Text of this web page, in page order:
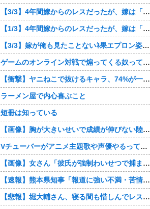
【3/3】4年間嫁からのレスだったが、嫁は「自分ですれば？浮気したら慰謝料貰うから！」と。でも急に子供が欲しいと迫ってきたと思ったら妊娠してたｗ 俺の方が慰謝料貰えそうだな♪
【1/3】4年間嫁からのレスだったが、嫁は「自分ですれば？浮気したら慰謝料貰うから！」と。でも急に子供が欲しいと迫ってきたと思ったら妊娠してたｗ 俺の方が慰謝料貰えそうだな♪
【3/3】嫁が俺も見たことないﾈ果エプロン姿で、間男に飯をよそってるところに遭遇！当然別れたが、家に戻るとせせこと元嫁掃除してたｗ「裸エプロンで掃除しろよ」と言ってやったわｗ
ゲームのオンライン対戦で煽ってくる奴ってどんな教育受けたんや
【衝撃】ヤニねこで抜けるキャラ、74%が一致してしまう
ラーメン屋で内心喜ぶこと
短冊は知っている
【画像】胸が大きいせいで成績が伸びない陸上部女子ｗｗｗｗｗｗｗｗｗｗｗｗ
Vチューバーがアニメ主題歌や声優やるってなったらお前ら叩くけどさ……他
【画像】女さん「彼氏が強制わいせつで捕まって謝罪の手紙が来た」ﾊﾟｼｬｯ他
【速報】熊本県知事「報道に強い不満・苦情が寄せられている」→TBSの報道特集がまさにそれな件他
【悲報】堀大輔さん、寝る間も惜しんでレスバ祭りｗｗｗｗｗｗｗｗｗｗｗｗｗｗｗｗｗｗｗｗｗｗｗｗ他